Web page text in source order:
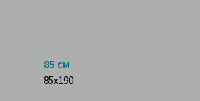
85 см
85x190